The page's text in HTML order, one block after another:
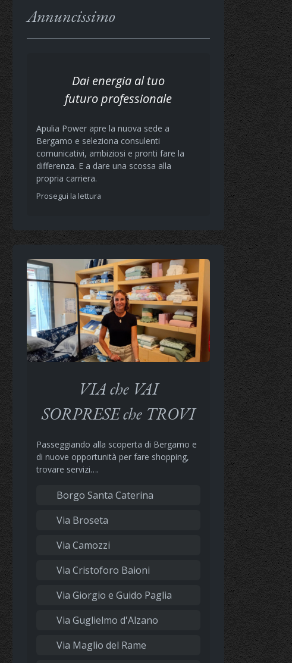
Annuncissimo
Dai energia al tuo
futuro professionale
Apulia Power apre la nuova sede a
Bergamo e seleziona consulenti
comunicativi, ambiziosi e pronti fare la
differenza. E a dare una scossa alla
propria carriera.
Prosegui la lettura
VIA che VAI
SORPRESE che TROVI
Passeggiando alla scoperta di Bergamo e
di nuove opportunità per fare shopping,
trovare servizi….
Borgo Santa Caterina
Via Broseta
Via Camozzi
Via Cristoforo Baioni
Via Giorgio e Guido Paglia
Via Guglielmo d'Alzano
Via Maglio del Rame